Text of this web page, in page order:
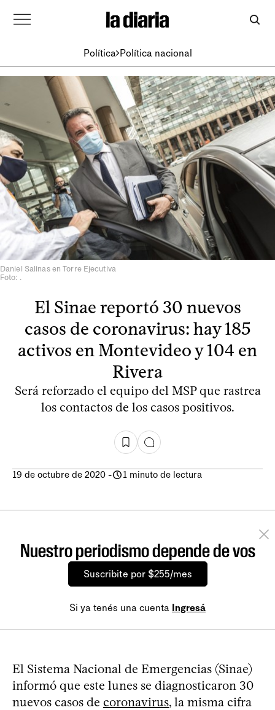
Política Política nacional
Daniel Salinas en Torre Ejecutiva
Foto: .
El Sinae reportó 30 nuevos
casos de coronavirus: hay 185
activos en Montevideo y 104 en
Rivera
Será reforzado el equipo del MSP que rastrea
los contactos de los casos positivos.
19 de octubre de 2020 - 1 minuto de lectura
Nuestro periodismo depende de vos
Suscribite por $255/mes
Si ya tenés una cuenta Ingresá
El Sistema Nacional de Emergencias (Sinae)
informó que este lunes se diagnosticaron 30
nuevos casos de coronavirus, la misma cifra